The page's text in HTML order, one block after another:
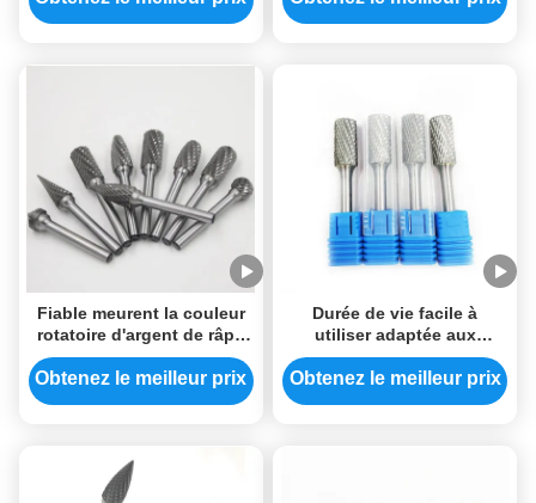
perceuse de coupeur long
Fiable meurent la couleur
rotatoire d'argent de râpe
de cylindre de taillants en
métal de broyeur
Obtenez le meilleur prix
Durée de vie facile à
utiliser adaptée aux
besoins du client de
dossier de dureté rotatoire
Obtenez le meilleur prix